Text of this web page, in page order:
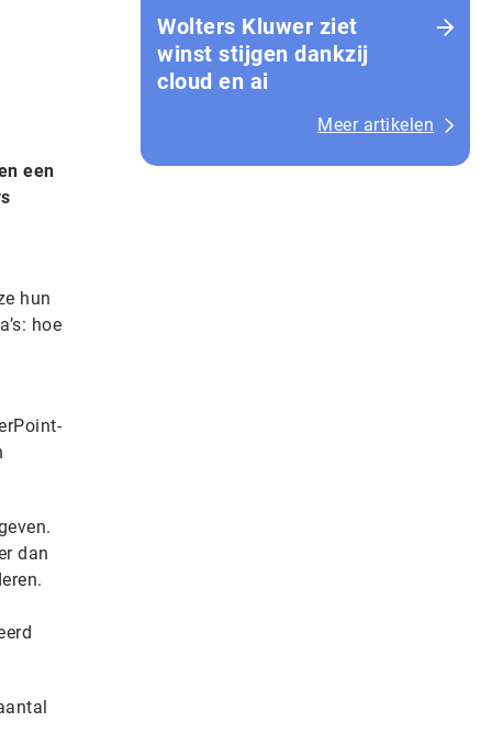
een
hun
hoe
dan
Wolters Kluwer ziet
winst stijgen dankzij
cloud en ai
Meer artikelen